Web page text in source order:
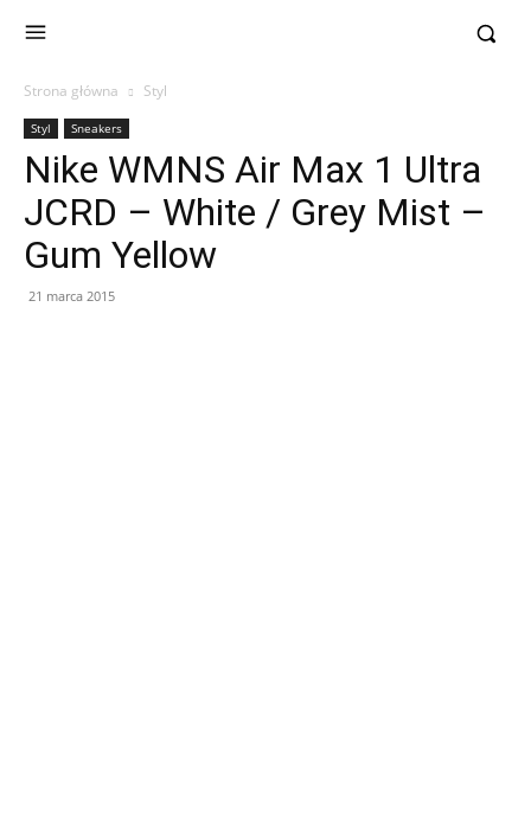
Strona główna Styl
Styl Sneakers
Nike WMNS Air Max 1 Ultra
JCRD – White / Grey Mist –
Gum Yellow
21 marca 2015